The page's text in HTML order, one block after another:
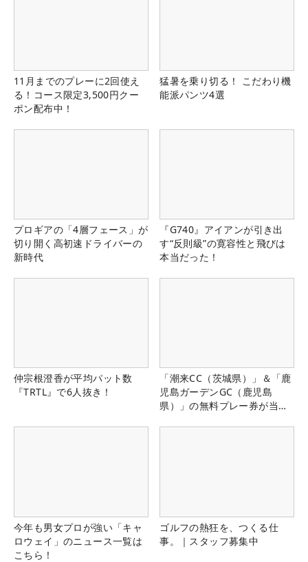
11月までのプレーに2回使え
る！コース限定3,500円クー
ポン配布中！
猛暑を乗り切る！ こだわり機
能派パンツ4選
プロギアの「4層フェース」が
切り開く高初速ドライバーの
新時代
『G740』アイアンが引き出
す“反則級”の寛容性と飛びは
本当だった！
仲宗根澄香が平均パット数
『TRTL』で6人抜き！
「潮来CC（茨城県）」＆「鹿
児島ガーデンGC（鹿児島
県）」の無料プレー券が当た
今年も男女プロが強い「キャ
ロウェイ」のニュース一覧は
こちら！
ゴルフの熱狂を、つくる仕
事。｜スタッフ募集中